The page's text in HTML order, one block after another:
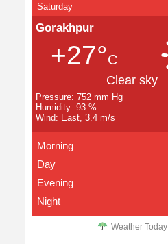
Saturday
Gorakhpur
+27°C
Clear sky
Pressure: 752 mm Hg
Humidity: 93 %
Wind: East, 3.4 m/s
Morning
Day
Evening
Night
Weather Today